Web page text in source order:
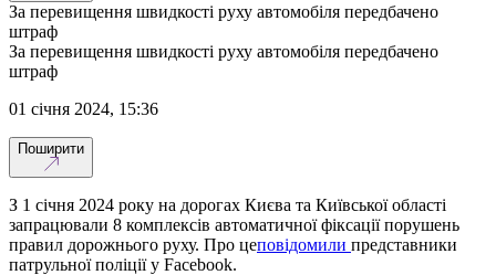
За перевищення швидкості руху автомобіля передбачено
штраф
За перевищення швидкості руху автомобіля передбачено
штраф
01 січня 2024, 15:36
Поширити
З 1 січня 2024 року на дорогах Києва та Київської області
запрацювали 8 комплексів автоматичної фіксації порушень
правил дорожнього руху. Про цеповідомили представники
патрульної поліції у Facebook.